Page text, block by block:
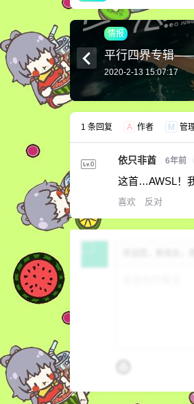
情报
平行四界专辑
2020-2-13 15:07:17
1 条回复 A 作者 M 管
依只非酋 6年前
这首…AWSL！
喜欢 反对